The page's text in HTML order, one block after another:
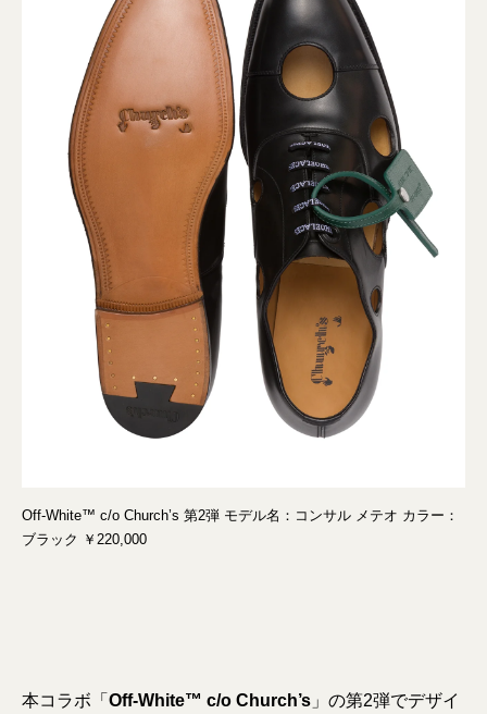
Off-White™ c/o Church’s 第2弾 モデル名：コンサル メテオ カラー：
ブラック ￥220,000
本コラボ「 Off-White™ c/o Church’s 」の第2弾でデザイ